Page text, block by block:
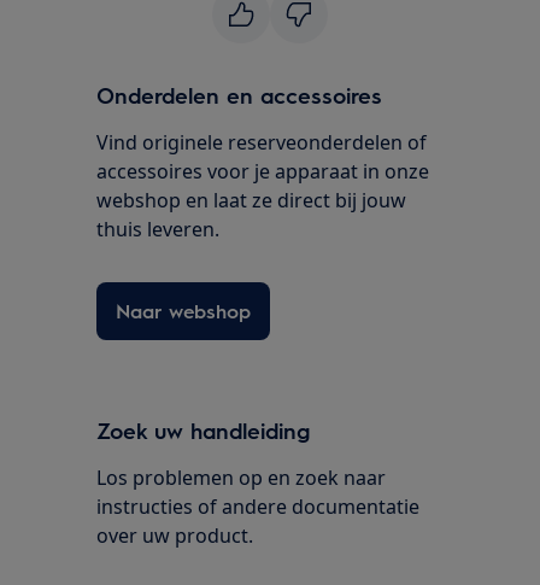
Onderdelen en accessoires
Vind originele reserveonderdelen of
accessoires voor je apparaat in onze
webshop en laat ze direct bij jouw
thuis leveren.
Naar webshop
Zoek uw handleiding
Los problemen op en zoek naar
instructies of andere documentatie
over uw product.